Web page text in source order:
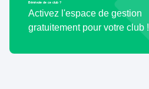
Bénévole de ce club ?
Activez l'espace de gestion
gratuitement pour votre club !